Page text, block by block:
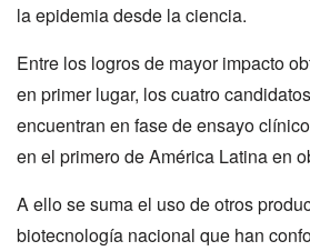
la epidemia desde la ciencia.
Entre los logros de mayor impacto
en primer lugar, los cuatro
encuentran en fase de ensayo
en el primero de América Latina en
A ello se suma el uso de otros
biotecnología nacional que han